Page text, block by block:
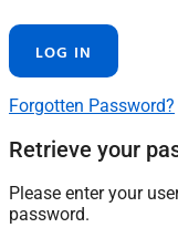
Forgotten Password?
Retrieve your
Please enter your
password.